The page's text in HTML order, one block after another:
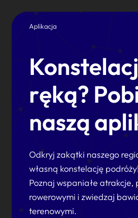
Aplikacja
ręką?
naszą
Odkryj zakątki naszego
własną konstelację
Poznaj wspaniałe atrakcje,
rowerowymi i zwiedzaj
terenowymi.